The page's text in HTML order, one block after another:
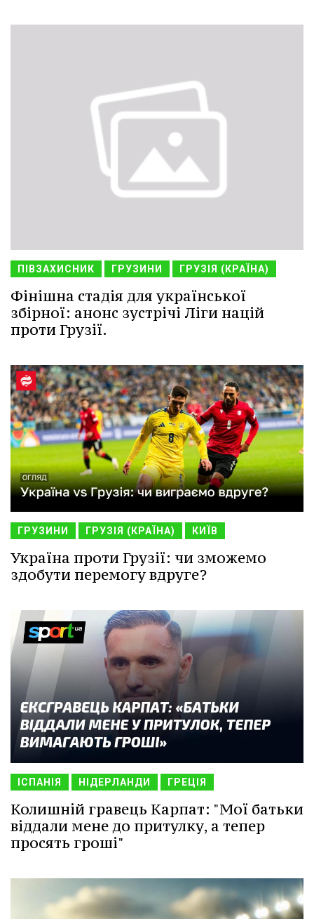
ПІВЗАХИСНИК ГРУЗИНИ ГРУЗІЯ (КРАЇНА)
Фінішна стадія для української
збірної: анонс зустрічі Ліги націй
проти Грузії.
ГРУЗИНИ ГРУЗІЯ (КРАЇНА) КИЇВ
Україна проти Грузії: чи зможемо
здобути перемогу вдруге?
ІСПАНІЯ НІДЕРЛАНДИ ГРЕЦІЯ
Колишній гравець Карпат: "Мої батьки
віддали мене до притулку, а тепер
просять гроші"